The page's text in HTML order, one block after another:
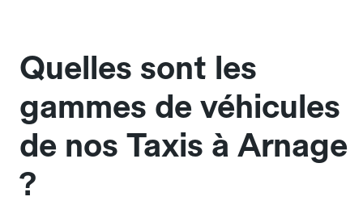
Quelles sont les
gammes de véhicules
de nos Taxis à Arnage
?